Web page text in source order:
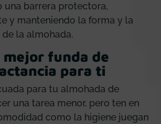
una barrera protectora,
y manteniendo la forma y la
la almohada.
mejor funda de
para ti
para tu almohada de
una tarea menor, pero ten en
como la higiene juegan